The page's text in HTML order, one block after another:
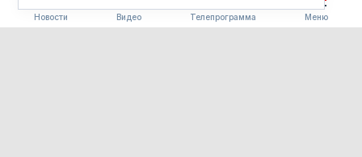
Новости Видео Телепрограмма Меню